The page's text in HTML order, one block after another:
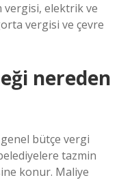
vergisi, elektrik ve
vergisi ve çevre
nereden
bütçe vergi
tazmin
konur. Maliye